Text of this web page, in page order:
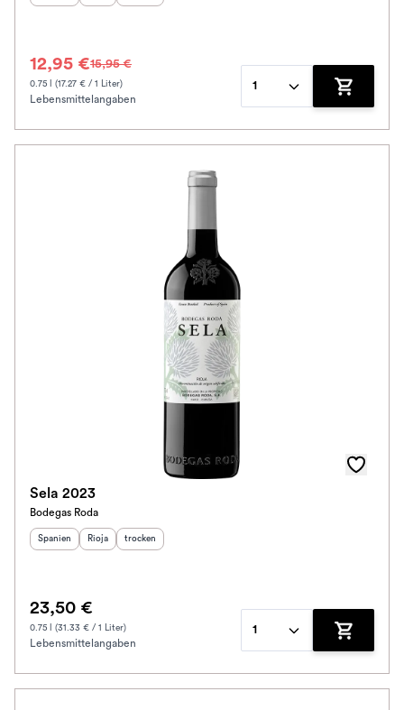
Alkoholfrei
12,95 €15,95 €
0.75 l (17.27 € / 1 Liter)
Lebensmittelangaben
1
Zum
Sela 2023
Bodegas Roda
Herkunftsland:
Spanien Herkunftsregion:
Rioja Geschmack
trocken
23,50 €
0.75 l (31.33 € / 1 Liter)
Lebensmittelangaben
1
Zum